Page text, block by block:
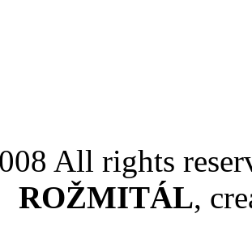
All rights
ROŽMITÁL,